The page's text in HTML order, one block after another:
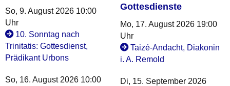
So, 9. August 2026 10:00
Uhr
10. Sonntag nach
Trinitatis: Gottesdienst,
Prädikant Urbons
So, 16. August 2026 10:00
Gottesdienste
Mo, 17. August 2026 19:00
Uhr
Taizé-Andacht, Diakonin
i. A. Remold
Di, 15. September 2026